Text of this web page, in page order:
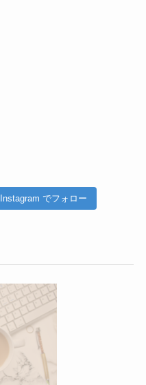
Instagram でフォロー